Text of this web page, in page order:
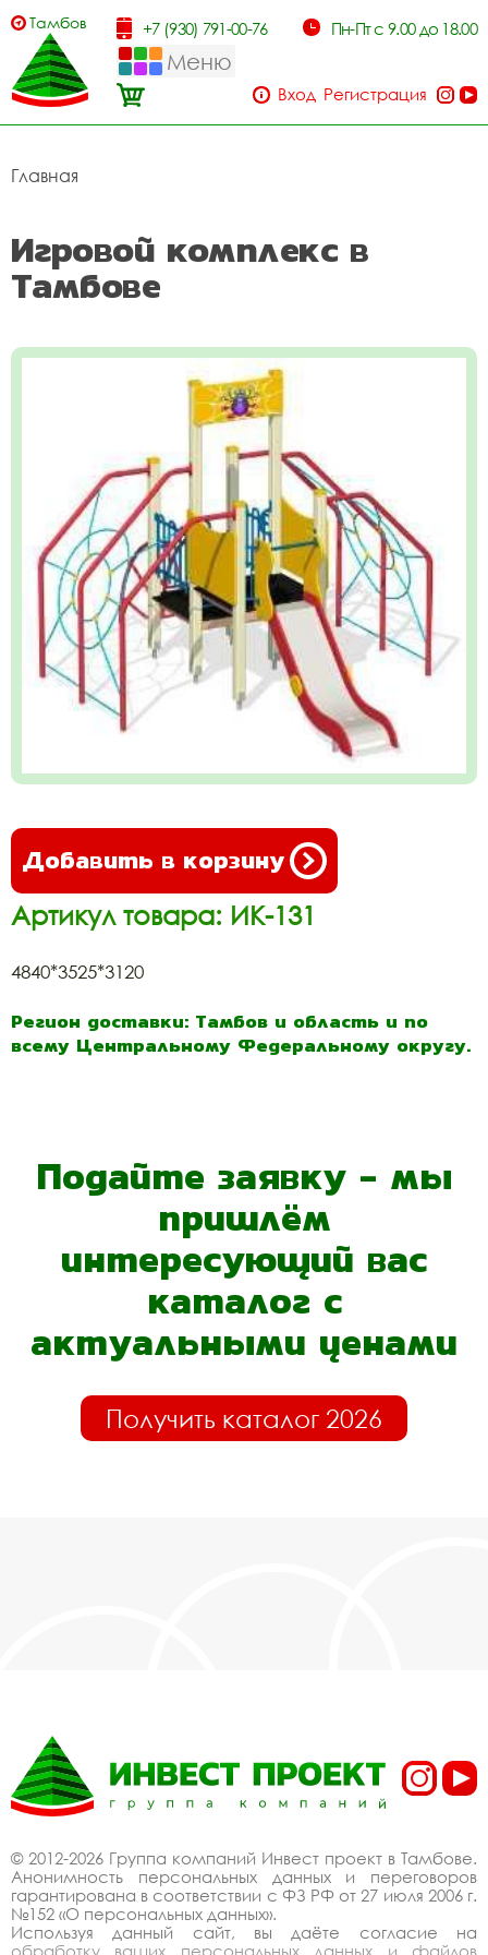
Тамбов +7 (930) 791-00-76 Пн-Пт с 9.00 до 18.00
Меню
Вход Регистрация
Главная
Игровой комплекс в
Тамбове
Добавить в корзину
Артикул товара: ИК-131
4840*3525*3120
Регион доставки: Тамбов и область и по
всему Центральному Федеральному округу.
Подайте заявку - мы
пришлём
интересующий вас
каталог с
актуальными ценами
Получить каталог 2026
© 2012-2026 Группа компаний Инвест проект в Тамбове.
Анонимность персональных данных и переговоров
гарантирована в соответствии с ФЗ РФ от 27 июля 2006 г.
№152 «О персональных данных».
Используя данный сайт, вы даёте согласие на
обработку ваших персональных данных и файлов